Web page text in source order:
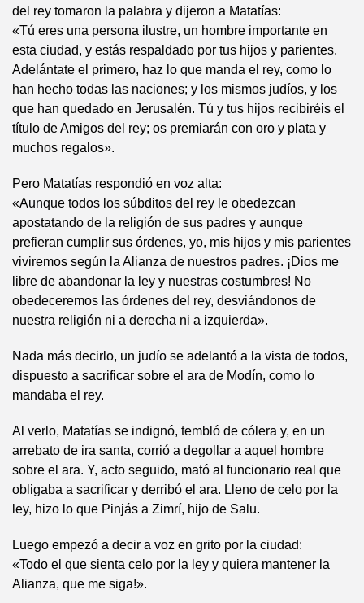
del rey tomaron la palabra y dijeron a Matatías:
«Tú eres una persona ilustre, un hombre importante en
esta ciudad, y estás respaldado por tus hijos y parientes.
Adelántate el primero, haz lo que manda el rey, como lo
han hecho todas las naciones; y los mismos judíos, y los
que han quedado en Jerusalén. Tú y tus hijos recibiréis el
título de Amigos del rey; os premiarán con oro y plata y
muchos regalos».
Pero Matatías respondió en voz alta:
«Aunque todos los súbditos del rey le obedezcan
apostatando de la religión de sus padres y aunque
prefieran cumplir sus órdenes, yo, mis hijos y mis parientes
viviremos según la Alianza de nuestros padres. ¡Dios me
libre de abandonar la ley y nuestras costumbres! No
obedeceremos las órdenes del rey, desviándonos de
nuestra religión ni a derecha ni a izquierda».
Nada más decirlo, un judío se adelantó a la vista de todos,
dispuesto a sacrificar sobre el ara de Modín, como lo
mandaba el rey.
Al verlo, Matatías se indignó, tembló de cólera y, en un
arrebato de ira santa, corrió a degollar a aquel hombre
sobre el ara. Y, acto seguido, mató al funcionario real que
obligaba a sacrificar y derribó el ara. Lleno de celo por la
ley, hizo lo que Pinjás a Zimrí, hijo de Salu.
Luego empezó a decir a voz en grito por la ciudad:
«Todo el que sienta celo por la ley y quiera mantener la
Alianza, que me siga!».